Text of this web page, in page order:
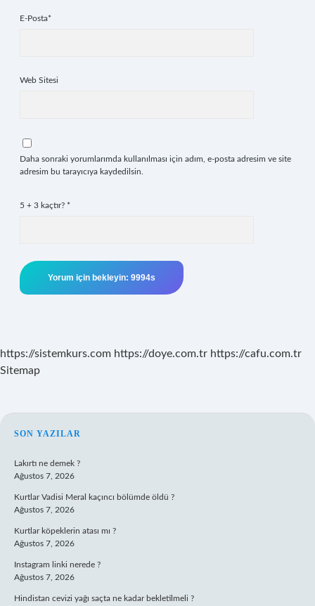
E-Posta*
Web Sitesi
Daha sonraki yorumlarımda kullanılması için adım, e-posta adresim ve site
adresim bu tarayıcıya kaydedilsin.
5 + 3 kaçtır? *
https://sistemkurs.com https://doye.com.tr https://cafu.com.tr
Sitemap
SIDEBAR
SON YAZILAR
Lakırtı ne demek ?
Ağustos 7, 2026
Kurtlar Vadisi Meral kaçıncı bölümde öldü ?
Ağustos 7, 2026
Kurtlar köpeklerin atası mı ?
Ağustos 7, 2026
Instagram linki nerede ?
Ağustos 7, 2026
Hindistan cevizi yağı saçta ne kadar bekletilmeli ?